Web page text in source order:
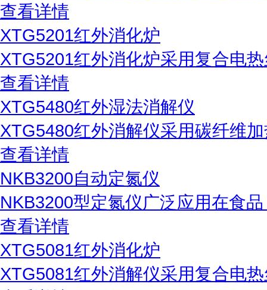
查看详情
XTG5201红外消化炉
XTG5201红外消化炉采用复合电
查看详情
XTG5480红外湿法消解仪
XTG5480红外消解仪采用碳纤维
查看详情
NKB3200自动定氮仪
NKB3200型定氮仪广泛应用在食
查看详情
XTG5081红外消化炉
XTG5081红外消解仪采用复合电